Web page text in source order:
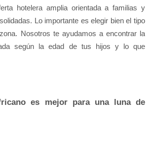
hotelera amplia orientada a familias y
Lo importante es elegir bien el tipo
Nosotros te ayudamos a encontrar la
según la edad de tus hijos y lo que
es mejor para una luna de